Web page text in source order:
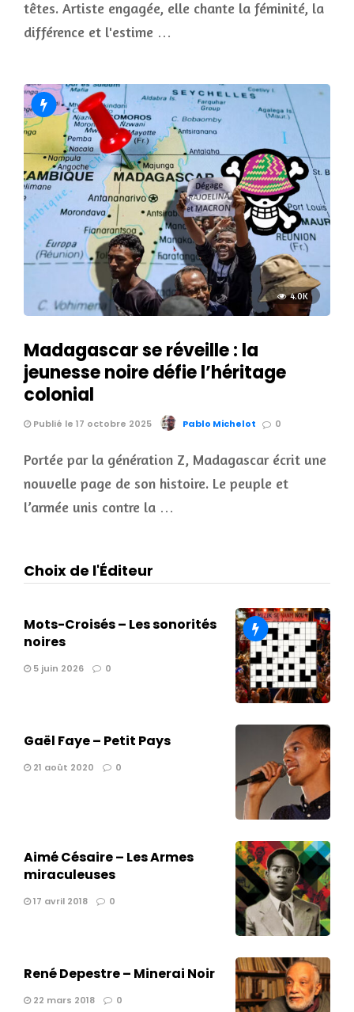
têtes. Artiste engagée, elle chante la féminité, la
différence et l'estime …
4.0K
Madagascar se réveille : la
jeunesse noire défie l’héritage
colonial
Publié le 17 octobre 2025 Pablo Michelot 0
Portée par la génération Z, Madagascar écrit une
nouvelle page de son histoire. Le peuple et
l’armée unis contre la …
Choix de l'Éditeur
Mots-Croisés – Les sonorités
noires
5 juin 2026 0
Gaël Faye – Petit Pays
21 août 2020 0
Aimé Césaire – Les Armes
miraculeuses
17 avril 2018 0
René Depestre – Minerai Noir
22 mars 2018 0